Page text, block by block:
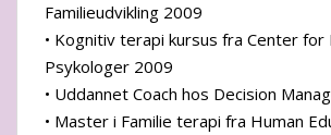
Familieudvikling 2009
• Kognitiv terapi kursus fra Center for
Psykologer 2009
• Uddannet Coach hos Decision
• Master i Familie terapi fra Human